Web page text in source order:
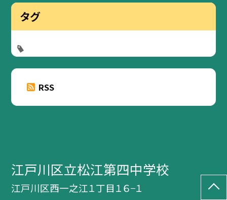
タグ
RSS
江戸川区立松江第四中学校
江戸川区西一之江１丁目１６−１